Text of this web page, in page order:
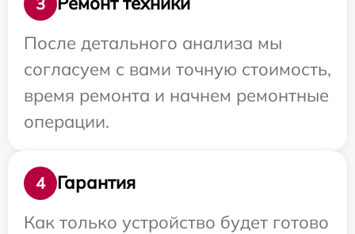
После детального анализа мы
согласуем с вами точную стоимость,
время ремонта и начнем ремонтные
операции.
4
Гарантия
Как только устройство будет готово